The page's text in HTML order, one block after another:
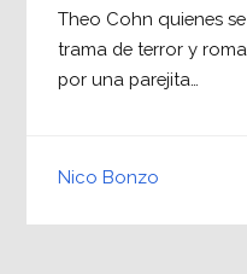
Theo Cohn quienes
trama de terror y
por una parejita…
Nico Bonzo